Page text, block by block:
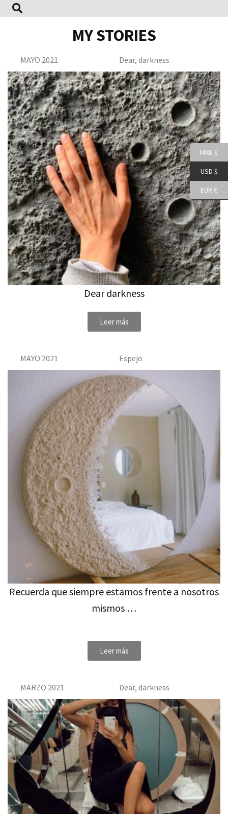
MY STORIES
MAYO 2021 Dear, darkness
Dear darkness
Leer más
MAYO 2021 Espejo
Recuerda que siempre estamos frente a nosotros
mismos …
Leer más
MARZO 2021 Dear, darkness
MXN $
USD $
EUR €